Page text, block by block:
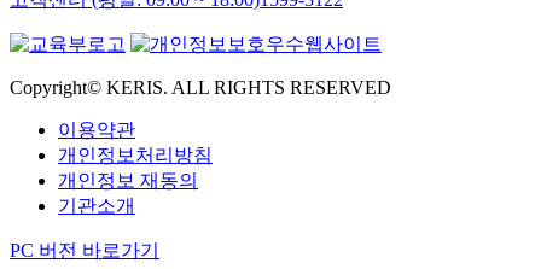
Copyright© KERIS. ALL RIGHTS RESERVED
이용약관
개인정보처리방침
개인정보 재동의
기관소개
PC 버전 바로가기